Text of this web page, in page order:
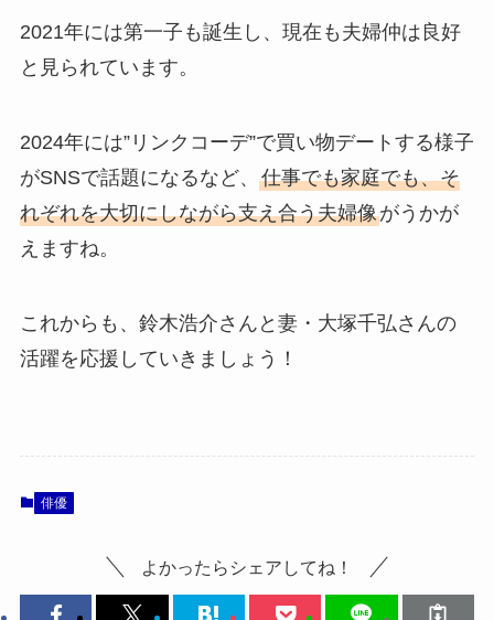
2021年には第一子も誕生し、現在も夫婦仲は良好
と見られています。
2024年には”リンクコーデ”で買い物デートする様子
がSNSで話題になるなど、 仕事でも家庭でも、そ
れぞれを大切にしながら支え合う夫婦像がうかが
えますね。
これからも、鈴木浩介さんと妻・大塚千弘さんの
活躍を応援していきましょう！
俳優
よかったらシェアしてね！